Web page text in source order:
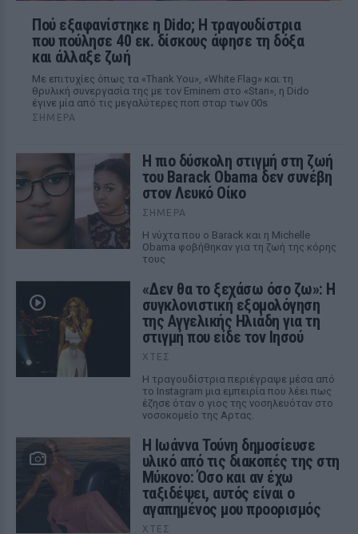
Πού εξαφανίστηκε η Dido; Η τραγουδίστρια
που πούλησε 40 εκ. δίσκους άφησε τη δόξα
και άλλαξε ζωή
Με επιτυχίες όπως τα «Thank You», «White Flag» και τη
θρυλική συνεργασία της με τον Eminem στο «Stan», η Dido
έγινε μία από τις μεγαλύτερες ποπ σταρ των 00s
ΣΉΜΕΡΑ
Η πιο δύσκολη στιγμή στη ζωή
του Barack Obama δεν συνέβη
στον Λευκό Οίκο
ΣΉΜΕΡΑ
Η νύχτα που ο Barack και η Michelle
Obama φοβήθηκαν για τη ζωή της κόρης
τους
«Δεν θα το ξεχάσω όσο ζω»: Η
συγκλονιστική εξομολόγηση
της Αγγελικής Ηλιάδη για τη
στιγμή που είδε τον Ιησού
ΧΤΕΣ
Η τραγουδίστρια περιέγραψε μέσα από
το Instagram μια εμπειρία που λέει πως
έζησε όταν ο γιος της νοσηλευόταν στο
νοσοκομείο της Αρτας.
Η Ιωάννα Τούνη δημοσίευσε
υλικό από τις διακοπές της στη
Μύκονο: Όσο και αν έχω
ταξιδέψει, αυτός είναι ο
αγαπημένος μου προορισμός
ΧΤΕΣ